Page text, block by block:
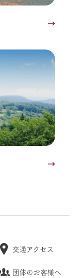
交通アクセス
団体のお客様へ